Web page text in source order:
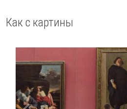
Как с картины